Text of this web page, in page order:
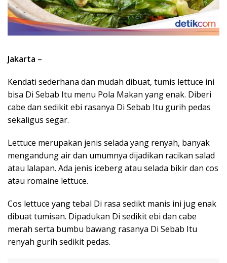
Jakarta –
Kendati sederhana dan mudah dibuat, tumis lettuce ini
bisa Di Sebab Itu menu Pola Makan yang enak. Diberi
cabe dan sedikit ebi rasanya Di Sebab Itu gurih pedas
sekaligus segar.
Lettuce merupakan jenis selada yang renyah, banyak
mengandung air dan umumnya dijadikan racikan salad
atau lalapan. Ada jenis iceberg atau selada bikir dan cos
atau romaine lettuce.
Cos lettuce yang tebal Di rasa sedikt manis ini jug enak
dibuat tumisan. Dipadukan Di sedikit ebi dan cabe
merah serta bumbu bawang rasanya Di Sebab Itu
renyah gurih sedikit pedas.